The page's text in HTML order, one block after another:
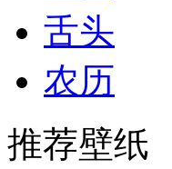
舌头
农历
推荐壁纸